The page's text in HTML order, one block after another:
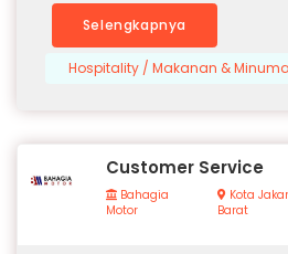
Selengkapnya
Hospitality / Makanan &
Customer Service
Bahagia
Motor
Kota
Barat